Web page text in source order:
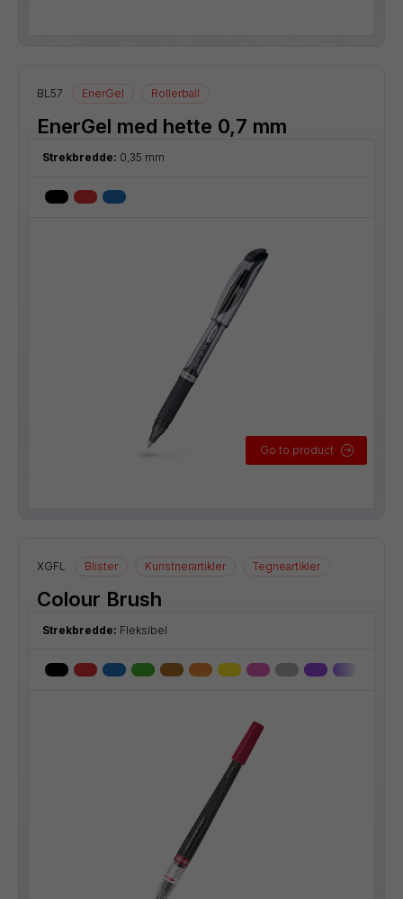
BL57 EnerGel Rollerball
EnerGel med hette 0,7 mm
Strekbredde: 0,35 mm
Go to product
XGFL Blister Kunstnerartikler Tegneartikler
Colour Brush
Strekbredde: Fleksibel